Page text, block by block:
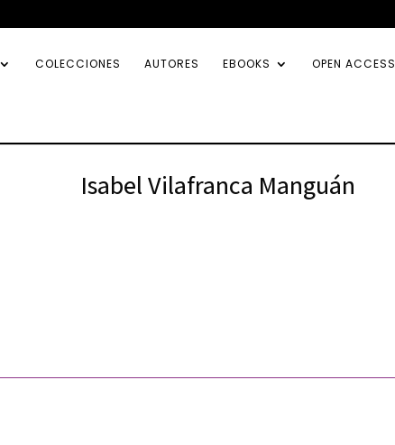
COLECCIONES AUTORES EBOOKS OPEN ACCESS
Isabel Vilafranca Manguán